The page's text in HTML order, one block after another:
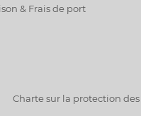
& Frais de port
Charte sur la protection